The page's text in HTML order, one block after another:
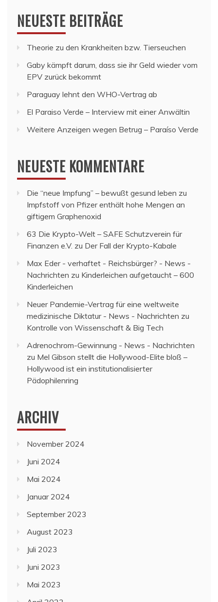
NEUESTE BEITRÄGE
Theorie zu den Krankheiten bzw. Tierseuchen
Gaby kämpft darum, dass sie ihr Geld wieder vom
EPV zurück bekommt
Paraguay lehnt den WHO-Vertrag ab
El Paraiso Verde – Interview mit einer Anwältin
Weitere Anzeigen wegen Betrug – Paraíso Verde
NEUESTE KOMMENTARE
Die “neue Impfung” – bewußt gesund leben zu
Impfstoff von Pfizer enthält hohe Mengen an
giftigem Graphenoxid
63 Die Krypto-Welt – SAFE Schutzverein für
Finanzen e.V. zu Der Fall der Krypto-Kabale
Max Eder - verhaftet - Reichsbürger? - News -
Nachrichten zu Kinderleichen aufgetaucht – 600
Kinderleichen
Neuer Pandemie-Vertrag für eine weltweite
medizinische Diktatur - News - Nachrichten zu
Kontrolle von Wissenschaft & Big Tech
Adrenochrom-Gewinnung - News - Nachrichten
zu Mel Gibson stellt die Hollywood-Elite bloß –
Hollywood ist ein institutionalisierter
Pädophilenring
ARCHIV
November 2024
Juni 2024
Mai 2024
Januar 2024
September 2023
August 2023
Juli 2023
Juni 2023
Mai 2023